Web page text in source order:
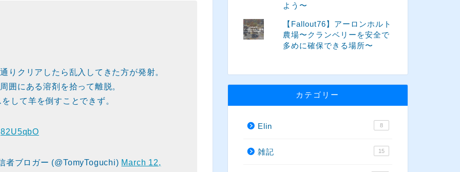
りクリアしたら乱入してきた方が発射。
囲にある溶剤を拾って離脱。
して羊を倒すことできず。
ブロガー (@TomyToguchi) March 12,
よう〜
【Fallout76】アーロンホルト
農場〜クランベリーを安全で
多めに確保できる場所〜
カテゴリー
Elin 8
雑記 15